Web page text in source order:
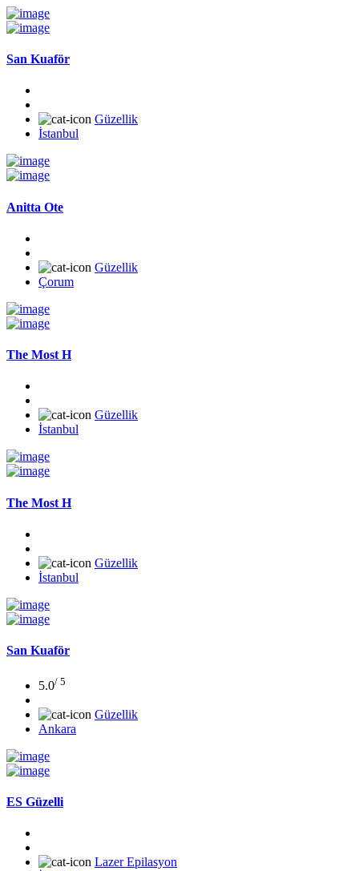
San Kuaför
Güzellik
İstanbul
Anitta Ote
Güzellik
Çorum
The Most H
Güzellik
İstanbul
The Most H
Güzellik
İstanbul
San Kuaför
5.0/ 5
Güzellik
Ankara
ES Güzelli
Lazer Epilasyon